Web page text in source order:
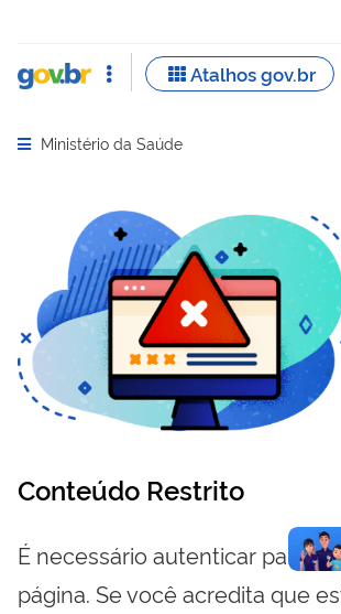
Abrir menu principal de navegação
Ministério da Saúde
Conteúdo Restrito
É necessário autenticar para
página. Se você acredita que